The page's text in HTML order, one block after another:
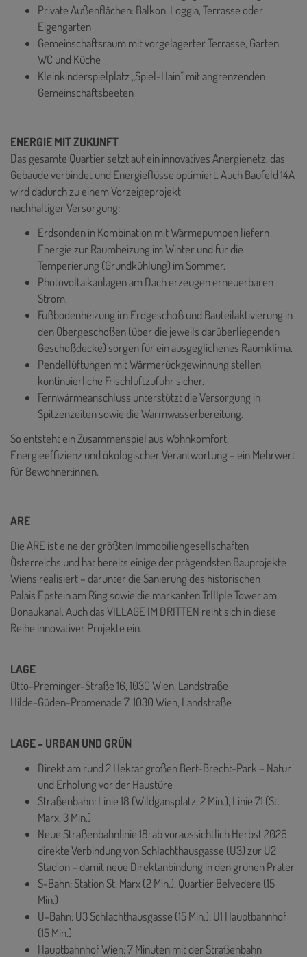
Private Außenflächen: Balkon, Loggia, Terrasse oder
Eigengarten
Gemeinschaftsraum mit vorgelagerter Terrasse, Garten,
WC und Küche
Kleinkinderspielplatz „Spiel-Hain“ mit angrenzenden
Gemeinschaftsbeeten
ENERGIE MIT ZUKUNFT
Das gesamte Quartier setzt auf ein innovatives Anergienetz, das
Gebäude verbindet und Energieflüsse optimiert. Auch Baufeld 14A
wird dadurch zu einem Vorzeigeprojekt
nachhaltiger Versorgung:
Erdsonden in Kombination mit Wärmepumpen liefern
Energie zur Raumheizung im Winter und für die
Temperierung (Grundkühlung) im Sommer.
Photovoltaikanlagen am Dach erzeugen erneuerbaren
Strom.
Fußbodenheizung im Erdgeschoß und Bauteilaktivierung in
den Obergeschoßen (über die jeweils darüberliegenden
Geschoßdecke) sorgen für ein ausgeglichenes Raumklima.
Pendellüftungen mit Wärmerückgewinnung stellen
kontinuierliche Frischluftzufuhr sicher.
Fernwärmeanschluss unterstützt die Versorgung in
Spitzenzeiten sowie die Warmwasserbereitung.
So entsteht ein Zusammenspiel aus Wohnkomfort,
Energieeffizienz und ökologischer Verantwortung – ein Mehrwert
für Bewohner:innen.
ARE
Die ARE ist eine der größten Immobiliengesellschaften
Österreichs und hat bereits einige der prägendsten Bauprojekte
Wiens realisiert – darunter die Sanierung des historischen
Palais Epstein am Ring sowie die markanten TrIIIple Tower am
Donaukanal. Auch das VILLAGE IM DRITTEN reiht sich in diese
Reihe innovativer Projekte ein.
LAGE
Otto-Preminger-Straße 16, 1030 Wien, Landstraße
Hilde-Güden-Promenade 7, 1030 Wien, Landstraße
LAGE – URBAN UND GRÜN
Direkt am rund 2 Hektar großen Bert-Brecht-Park – Natur
und Erholung vor der Haustüre
Straßenbahn: Linie 18 (Wildgansplatz, 2 Min.), Linie 71 (St.
Marx, 3 Min.)
Neue Straßenbahnlinie 18: ab voraussichtlich Herbst 2026
direkte Verbindung von Schlachthausgasse (U3) zur U2
Stadion – damit neue Direktanbindung in den grünen Prater
S-Bahn: Station St. Marx (2 Min.), Quartier Belvedere (15
Min.)
U-Bahn: U3 Schlachthausgasse (15 Min.), U1 Hauptbahnhof
(15 Min.)
Hauptbahnhof Wien: 7 Minuten mit der Straßenbahn